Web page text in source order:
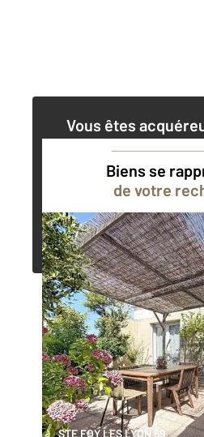
Vous êtes
Contacter
Demander une
Biens se
de votre
STE FOY LES LYON 69